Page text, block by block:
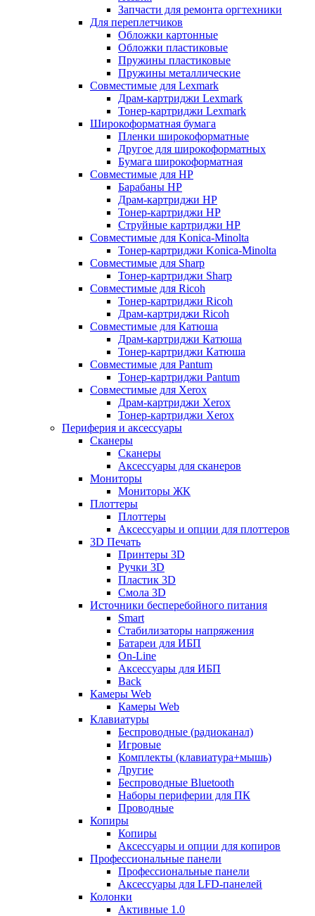
Запчасти для ремонта оргтехники
Для переплетчиков
Обложки картонные
Обложки пластиковые
Пружины пластиковые
Пружины металлические
Совместимые для Lexmark
Драм-картриджи Lexmark
Тонер-картриджи Lexmark
Широкоформатная бумага
Пленки широкоформатные
Другое для широкоформатных
Бумага широкоформатная
Совместимые для HP
Барабаны HP
Драм-картриджи HP
Тонер-картриджи HP
Струйные картриджи HP
Совместимые для Konica-Minolta
Тонер-картриджи Konica-Minolta
Совместимые для Sharp
Тонер-картриджи Sharp
Совместимые для Ricoh
Тонер-картриджи Ricoh
Драм-картриджи Ricoh
Совместимые для Катюша
Драм-картриджи Катюша
Тонер-картриджи Катюша
Совместимые для Pantum
Тонер-картриджи Pantum
Совместимые для Xerox
Драм-картриджи Xerox
Тонер-картриджи Xerox
Периферия и аксессуары
Сканеры
Сканеры
Аксессуары для сканеров
Мониторы
Мониторы ЖК
Плоттеры
Плоттеры
Аксессуары и опции для плоттеров
3D Печать
Принтеры 3D
Ручки 3D
Пластик 3D
Смола 3D
Источники бесперебойного питания
Smart
Стабилизаторы напряжения
Батареи для ИБП
On-Line
Аксессуары для ИБП
Back
Камеры Web
Камеры Web
Клавиатуры
Беспроводные (радиоканал)
Игровые
Комплекты (клавиатура+мышь)
Другие
Беспроводные Bluetooth
Наборы периферии для ПК
Проводные
Копиры
Копиры
Аксессуары и опции для копиров
Профессиональные панели
Профессиональные панели
Аксессуары для LFD-панелей
Колонки
Активные 1.0